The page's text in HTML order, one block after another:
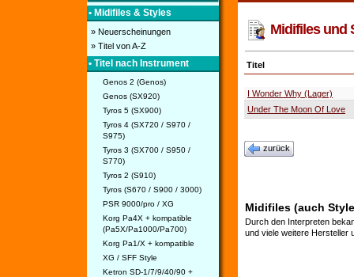
• Midifiles & Styles
» Neuerscheinungen
» Titel von A-Z
• Titel nach Instrument
Genos 2 (Genos)
Genos (SX920)
Tyros 5 (SX900)
Tyros 4 (SX720 / S970 /
S975)
Tyros 3 (SX700 / S950 /
S770)
Tyros 2 (S910)
Tyros (S670 / S900 / 3000)
PSR 9000/pro / XG
Korg Pa4X + kompatible
(Pa5X/Pa1000/Pa700)
Korg Pa1/X + kompatible
XG / SFF Style
Ketron SD-1/7/9/40/90 +
Midifiles und
Titel
I Wonder Why (Lager)
Under The Moon Of Love
zurück
Midifiles (auch
Durch den Interpreten
und viele weitere Hersteller